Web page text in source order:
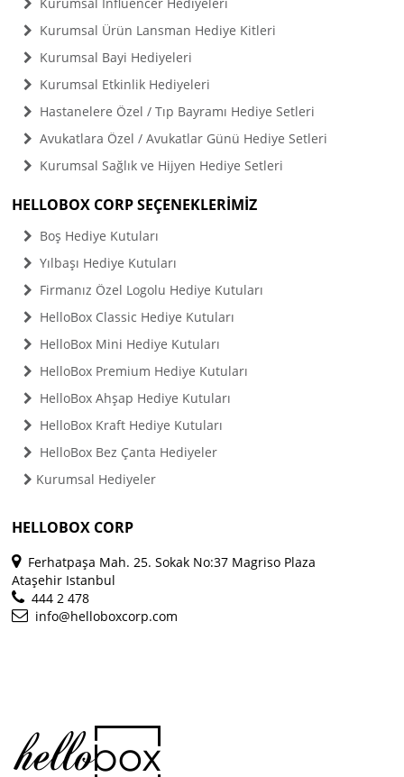
Kurumsal Ürün Lansman Hediye Kitleri
Kurumsal Bayi Hediyeleri
Kurumsal Etkinlik Hediyeleri
Hastanelere Özel / Tıp Bayramı Hediye Setleri
Avukatlara Özel / Avukatlar Günü Hediye Setleri
Kurumsal Sağlık ve Hijyen Hediye Setleri
HELLOBOX CORP SEÇENEKLERİMİZ
Boş Hediye Kutuları
Yılbaşı Hediye Kutuları
Firmanız Özel Logolu Hediye Kutuları
HelloBox Classic Hediye Kutuları
HelloBox Mini Hediye Kutuları
HelloBox Premium Hediye Kutuları
HelloBox Ahşap Hediye Kutuları
HelloBox Kraft Hediye Kutuları
HelloBox Bez Çanta Hediyeler
Kurumsal Hediyeler
HELLOBOX CORP
Ferhatpaşa Mah. 25. Sokak No:37 Magriso Plaza
Ataşehir Istanbul
444 2 478
info@helloboxcorp.com